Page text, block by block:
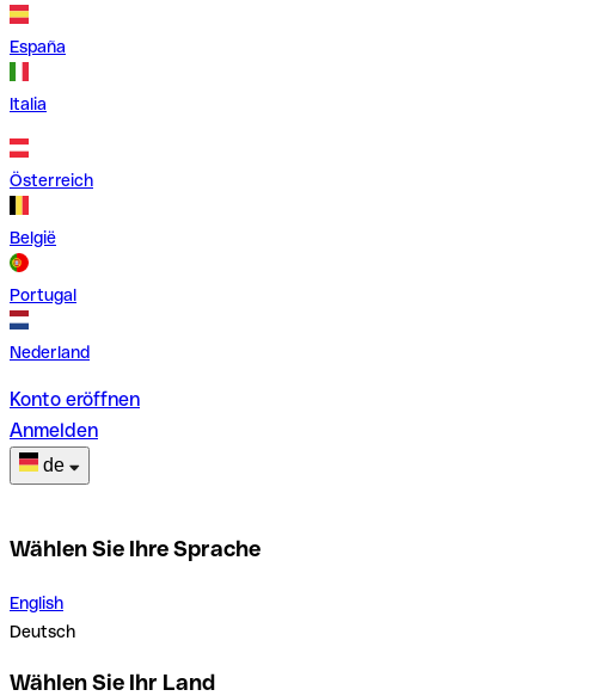
España
Italia
Österreich
België
Portugal
Nederland
Konto eröffnen
Anmelden
de
Wählen Sie Ihre Sprache
English
Deutsch
Wählen Sie Ihr Land